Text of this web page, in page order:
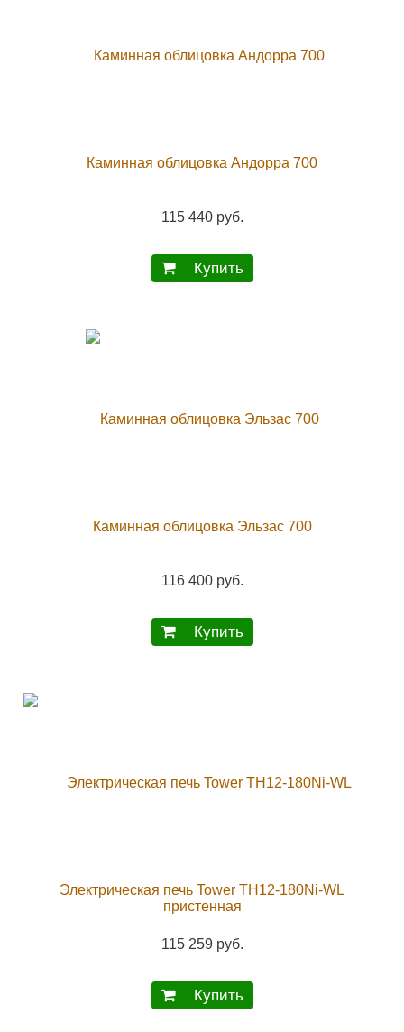
Каминная облицовка Андорра 700
115 440 руб.
Купить
Каминная облицовка Эльзас 700
116 400 руб.
Купить
Электрическая печь Tower TH12-180Ni-WL
пристенная
115 259 руб.
Купить